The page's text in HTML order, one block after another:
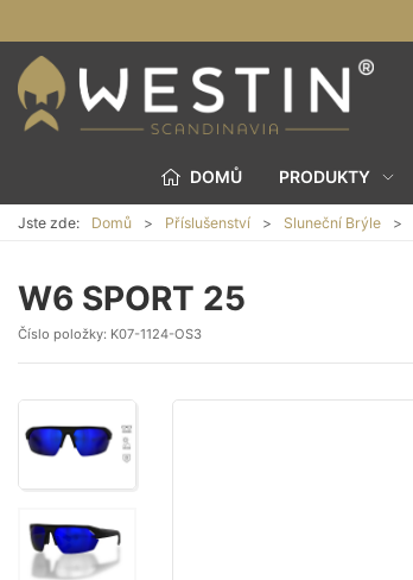
DOMŮ PRODUKTY
Jste zde: Domů Příslušenství Sluneční Brýle
W6 SPORT 25
Číslo položky: K07-1124-OS3